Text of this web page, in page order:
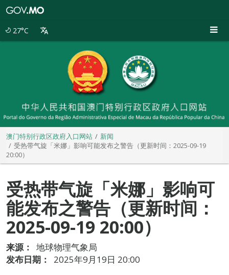
27°C
澳门特别行政区政府入口网站
新闻
受热带气旋「米娜」影响可能发布之警告（更新时间：2025-09-19
20:00）
受热带气旋「米娜」影响可
能发布之警告（更新时间：
2025-09-19 20:00）
来源：
地球物理气象局
发布日期：
2025年9月19日 20:00